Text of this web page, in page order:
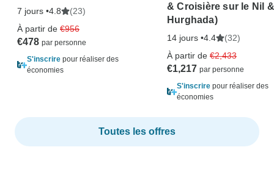
7 jours •4.8
(23)
À partir de €956
€478
S'inscrire pour réaliser des
économies
& Croisière sur le Nil &
Hurghada)
14 jours •4.4
(32)
À partir de €2,433
€1,217
S'inscrire pour réaliser des
économies
Toutes les offres